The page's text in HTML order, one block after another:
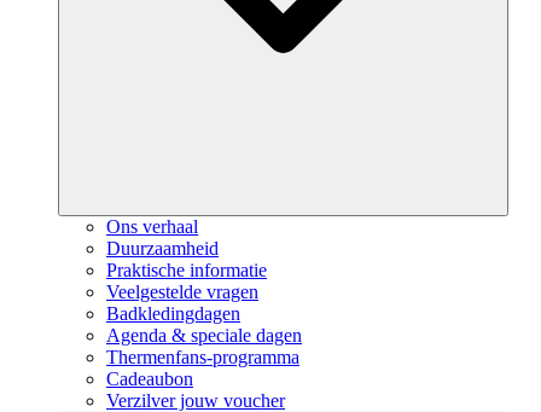
Ons verhaal
Duurzaamheid
Praktische informatie
Veelgestelde vragen
Badkledingdagen
Agenda & speciale dagen
Thermenfans-programma
Cadeaubon
Verzilver jouw voucher